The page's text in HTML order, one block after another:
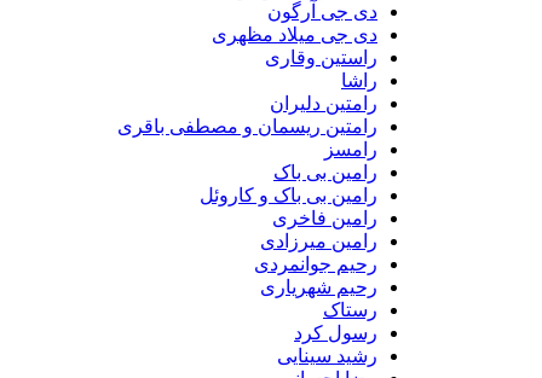
دی جی آرگون
دی جی میلاد مظهری
راستین وقاری
رامتین دلیران
رامتین ریسمان و مصطفی باقری
رامین بی باک
رامین بی باک و کاروئل
رامین فاخری
رامین میرزادی
رحیم جوانمردی
رحیم شهریاری
رستاک
رسول کرد
رشید سینایی